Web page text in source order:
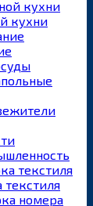
кухни
текстиля